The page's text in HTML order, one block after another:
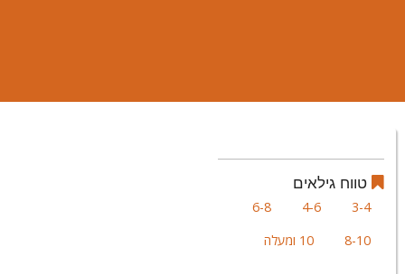
טווח גילאים
3-4
4-6
6-8
8-10
10 ומעלה